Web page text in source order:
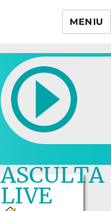
MENIU
ASCULTA
LIVE